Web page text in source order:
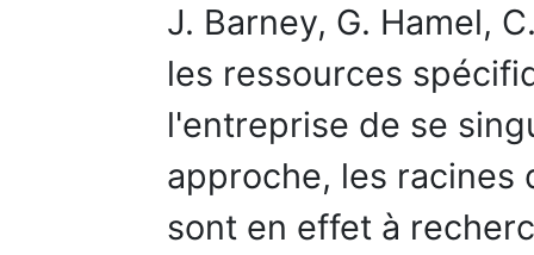
J. Barney, G. Hamel,
les ressources
l'entreprise de se
approche, les racines
sont en effet à